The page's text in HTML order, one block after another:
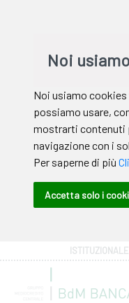
ISTITUZIONALE